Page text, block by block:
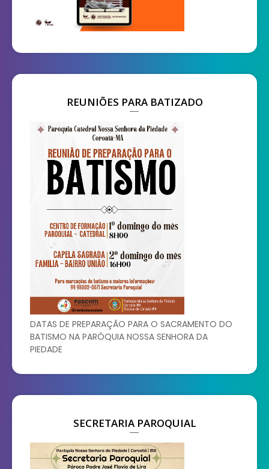
REUNIÕES PARA BATIZADO
DATAS DE PREPARAÇÃO PARA O SACRAMENTO DO
BATISMO NA PARÓQUIA NOSSA SENHORA DA
PIEDADE
SECRETARIA PAROQUIAL